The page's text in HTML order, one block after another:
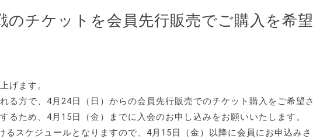
のチケットを会員先行販売でご購入を希望
げます。
る方で、4月24日（日）からの会員先行販売でのチケット購入をご希望さ
るため、4月15日（金）までに入会のお申し込みをお願いいたします。
スケジュールとなりますので、4月15日（金）以降に会員にお申込みさ